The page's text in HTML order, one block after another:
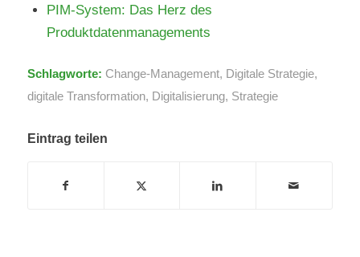
PIM-System: Das Herz des
Produktdatenmanagements
Schlagworte: Change-Management, Digitale Strategie,
digitale Transformation, Digitalisierung, Strategie
Eintrag teilen